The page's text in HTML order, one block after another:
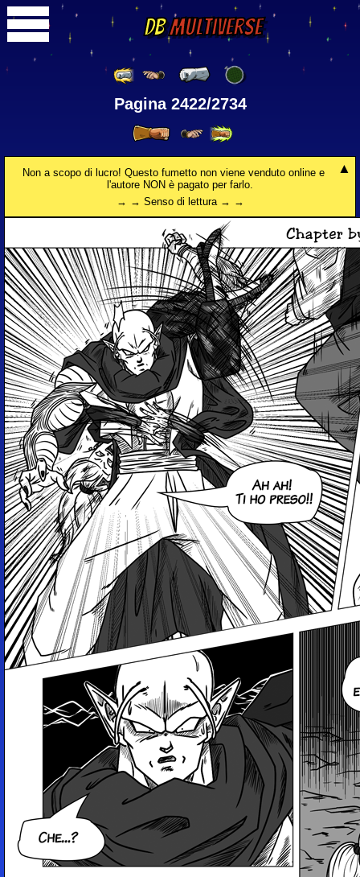
DBMultiverse
Pagina 2422/2734
Non a scopo di lucro! Questo fumetto non viene venduto online e
l'autore NON è pagato per farlo.
→ → Senso di lettura → →